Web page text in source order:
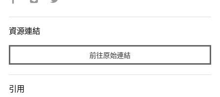
資源連結
前往原始連結
引用